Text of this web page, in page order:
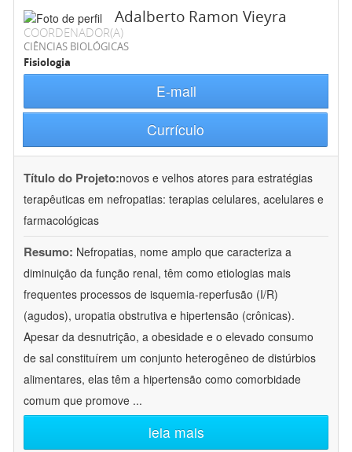
Adalberto Ramon Vieyra
COORDENADOR(A)
CIÊNCIAS BIOLÓGICAS
Fisiologia
E-mail
Currículo
Título do Projeto:novos e velhos atores para estratégias
terapêuticas em nefropatias: terapias celulares, acelulares e
farmacológicas
Resumo: Nefropatias, nome amplo que caracteriza a
diminuição da função renal, têm como etiologias mais
frequentes processos de isquemia-reperfusão (I/R)
(agudos), uropatia obstrutiva e hipertensão (crônicas).
Apesar da desnutrição, a obesidade e o elevado consumo
de sal constituírem um conjunto heterogêneo de distúrbios
alimentares, elas têm a hipertensão como comorbidade
comum que promove ...
leia mais